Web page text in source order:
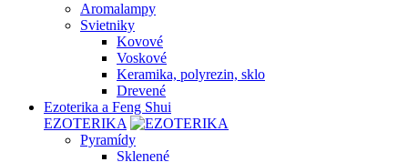
Aromalampy
Svietniky
Kovové
Voskové
Keramika, polyrezin, sklo
Drevené
Ezoterika a Feng Shui
EZOTERIKA
Pyramídy
Sklenené